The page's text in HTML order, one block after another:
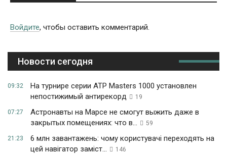
Войдите, чтобы оставить комментарий.
Новости сегодня
09:32
На турнире серии ATP Masters 1000 установлен
непостижимый антирекорд
19
07:27
Астронавты на Марсе не смогут выжить даже в
закрытых помещениях: что в...
59
21:23
6 млн завантажень: чому користувачі переходять на
цей навігатор заміст...
146